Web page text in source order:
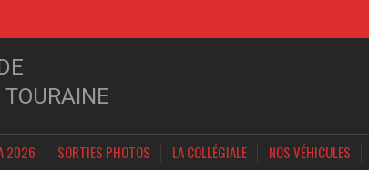
2026 SORTIES PHOTOS LA COLLÉGIALE NOS VÉHICULES